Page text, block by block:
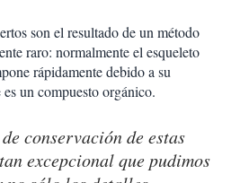
son el resultado de un método
raro: normalmente el esqueleto
rápidamente debido a su
un compuesto orgánico.
conservación de estas
excepcional que pudimos